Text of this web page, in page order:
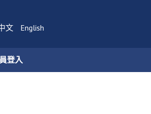
文 English
登入